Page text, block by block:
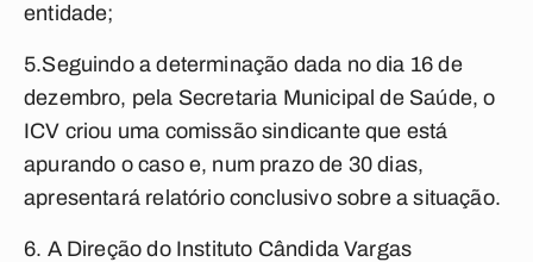
entidade;
5.Seguindo a determinação dada no dia 16 de
dezembro, pela Secretaria Municipal de Saúde, o
ICV criou uma comissão sindicante que está
apurando o caso e, num prazo de 30 dias,
apresentará relatório conclusivo sobre a situação.
6. A Direção do Instituto Cândida Vargas